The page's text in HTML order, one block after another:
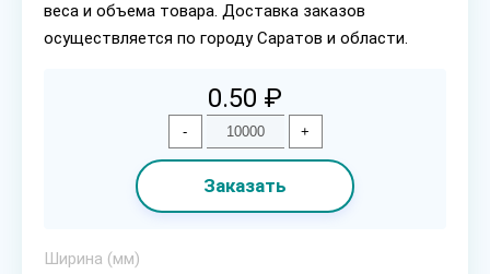
веса и объема товара. Доставка заказов
осуществляется по городу Саратов и области.
0.50 ₽
- +
Заказать
Ширина (мм)